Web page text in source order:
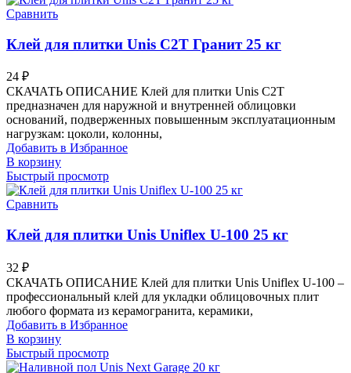
Сравнить
Клей для плитки Unis C2T Гранит 25 кг
24 ₽
СКАЧАТЬ ОПИСАНИЕ Клей для плитки Unis C2T
предназначен для наружной и внутренней облицовки
оснований, подверженных повышенным эксплуатационным
нагрузкам: цоколи, колонны,
Добавить в Избранное
В корзину
Быстрый просмотр
Сравнить
Клей для плитки Unis Uniflex U-100 25 кг
32 ₽
СКАЧАТЬ ОПИСАНИЕ Клей для плитки Unis Uniflex U-100 –
профессиональный клей для укладки облицовочных плит
любого формата из керамогранита, керамики,
Добавить в Избранное
В корзину
Быстрый просмотр